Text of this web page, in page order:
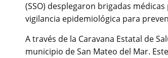
(SSO) desplegaron brigadas
vigilancia epidemiológica para
A través de la Caravana Estatal de
municipio de San Mateo del Mar.